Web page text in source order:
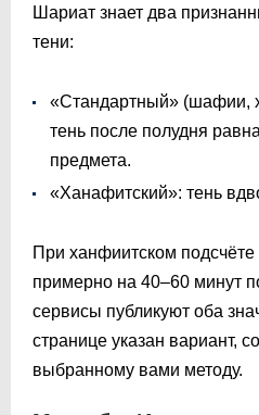
Шариат знает два
тени:
«Стандартный» (шафии,
тень после полудня
предмета.
«Ханафитский»: тень
При ханфиитском подсчёте
примерно на 40–60 минут
сервисы публикуют оба
странице указан вариант,
выбранному вами методу.